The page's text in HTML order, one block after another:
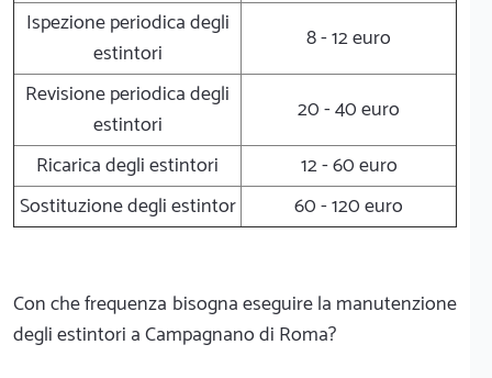
Ispezione periodica degli
estintori
8 - 12 euro
Revisione periodica degli
estintori
20 - 40 euro
Ricarica degli estintori
12 - 60 euro
Sostituzione degli estintor
60 - 120 euro
Con che frequenza bisogna eseguire la manutenzione
degli estintori a Campagnano di Roma?